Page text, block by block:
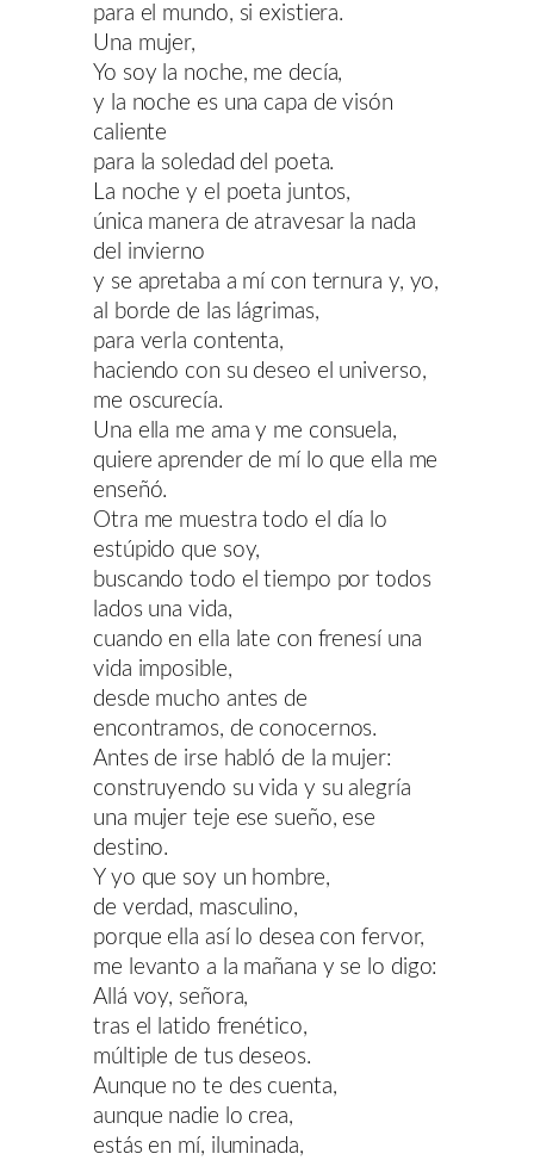
para el mundo, si existiera.
Una mujer,
Yo soy la noche, me decía,
y la noche es una capa de visón
caliente
para la soledad del poeta.
La noche y el poeta juntos,
única manera de atravesar la nada
del invierno
y se apretaba a mí con ternura y, yo,
al borde de las lágrimas,
para verla contenta,
haciendo con su deseo el universo,
me oscurecía.
Una ella me ama y me consuela,
quiere aprender de mí lo que ella me
enseñó.
Otra me muestra todo el día lo
estúpido que soy,
buscando todo el tiempo por todos
lados una vida,
cuando en ella late con frenesí una
vida imposible,
desde mucho antes de
encontramos, de conocernos.
Antes de irse habló de la mujer:
construyendo su vida y su alegría
una mujer teje ese sueño, ese
destino.
Y yo que soy un hombre,
de verdad, masculino,
porque ella así lo desea con fervor,
me levanto a la mañana y se lo digo:
Allá voy, señora,
tras el latido frenético,
múltiple de tus deseos.
Aunque no te des cuenta,
aunque nadie lo crea,
estás en mí, iluminada,